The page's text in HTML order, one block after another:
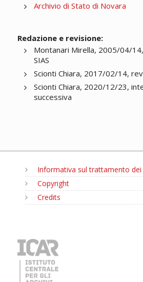
Archivio di Stato di Novara
Redazione e revisione:
Montanari Mirella, 2005/04/
SIAS
Scionti Chiara, 2017/02/14,
Scionti Chiara, 2020/12/23,
successiva
Informativa sul trattamento dei
Copyright
Credits